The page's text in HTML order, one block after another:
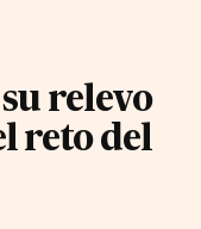
relevo
reto del